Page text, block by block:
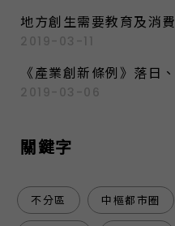
地方創生需要教育及消
2019-03-11
《產業創新條例》落日
2019-03-06
關鍵字
不分區 中樞都市圈